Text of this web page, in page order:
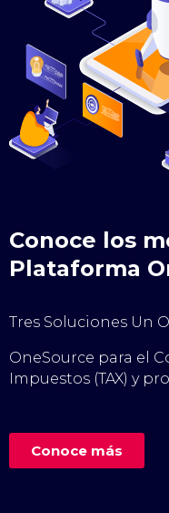
Conoce los
Plataforma
Tres Soluciones Un
OneSource para el
Impuestos (TAX) y
Conoce más